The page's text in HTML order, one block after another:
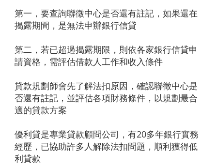
第一，要查詢聯徵中心是否還有註記，如果還在
揭露期間，是無法申辦銀行信貸
第二，若已超過揭露期限，則依各家銀行信貸申
請資格，需評估借款人工作和收入條件
貸款規劃師會先了解法扣原因，確認聯徵中心是
否還有註記，並評估各項財務條件，以規劃最合
適的貸款方案
優利貸是專業貸款顧問公司，有20多年銀行實務
經歷，已協助許多人解除法扣問題，順利獲得低
利貸款